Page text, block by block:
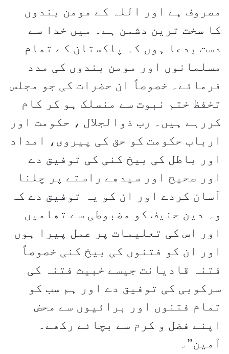
مصروف ہے اور اللہ کے مومن بندوں
کا سخت ترین دشمن ہے۔ میں خدا سے
دست بدعا ہوں کہ پاکستان کے تمام
مسلمانوں اور مومن بندوں کی مدد
فرمائے۔ خصوصاً ان حضرات کی جو مجلس
تخفظ ختم نبوت سے منسلک ہو کر کام
کررہے ہیں۔ رب ذوالجلال ، حکومت اور
ارباب حکومت کو حق کی پیروی، امداد
اور باطل کی بیخ کنی کی توفیق دے
اور صحیح اور سیدھے راستے پر چلنا
آسان کردے اور ان کو یہ توفیق دے کہ
وہ دین حنیف کو مضبوطی سے تھامیں
اور اس کی تعلیمات پر عمل پیرا ہوں
اور ان کو فتنوں کی بیخ کنی خصوصاً
فتنہ قادیانت جیسے خبیث فتنہ کی
سرکوبی کی توفیق دے اور ہم سب کو
تمام فتنوں اور برائیوں سے محض
اپنے فضل و کرم سے بچائے رکھے۔
آمین”۔